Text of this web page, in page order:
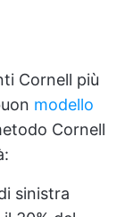
Cornell più
modello
Cornell
sinistra